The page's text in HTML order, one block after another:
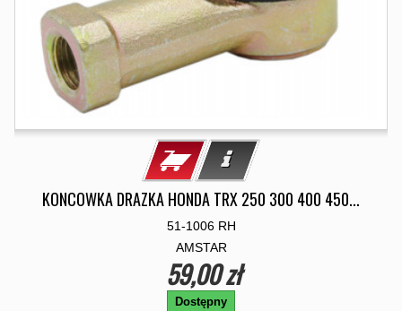
KONCOWKA DRAZKA HONDA TRX 250 300 400 450...
51-1006 RH
AMSTAR
59,00 zł
Dostępny